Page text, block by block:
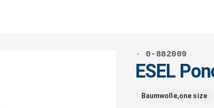
· 0-882009
ESEL
Baumwolle,one size